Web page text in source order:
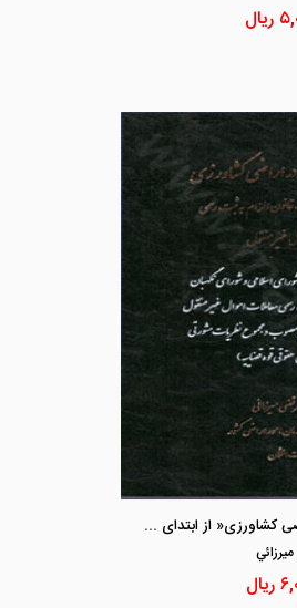
ریال
تحولات صدور سند در اراضی کشاورزی« از ابتدای تقنین تا تصویب قانون الزام به ثبت رسمی معاملات اموال غیر منقول »
ریال